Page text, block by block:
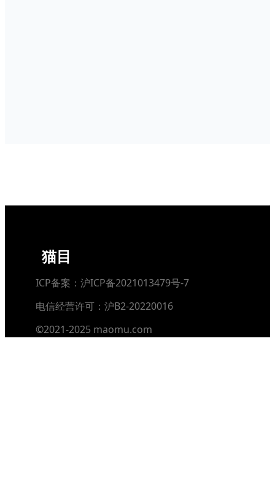
猫目
ICP备案：沪ICP备2021013479号-7
电信经营许可：沪B2-20220016
©2021-2025 maomu.com